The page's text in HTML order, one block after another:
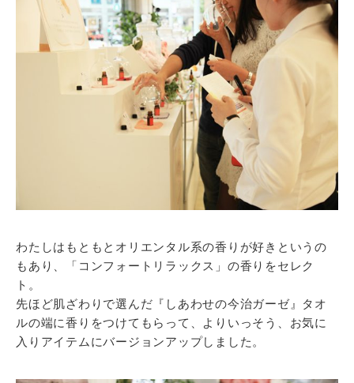
わたしはもともとオリエンタル系の香りが好きというの
もあり、「コンフォートリラックス」の香りをセレク
ト。
先ほど肌ざわりで選んだ『しあわせの今治ガーゼ』タオ
ルの端に香りをつけてもらって、よりいっそう、お気に
入りアイテムにバージョンアップしました。